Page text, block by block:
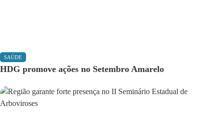
SAÚDE
HDG promove ações no Setembro Amarelo